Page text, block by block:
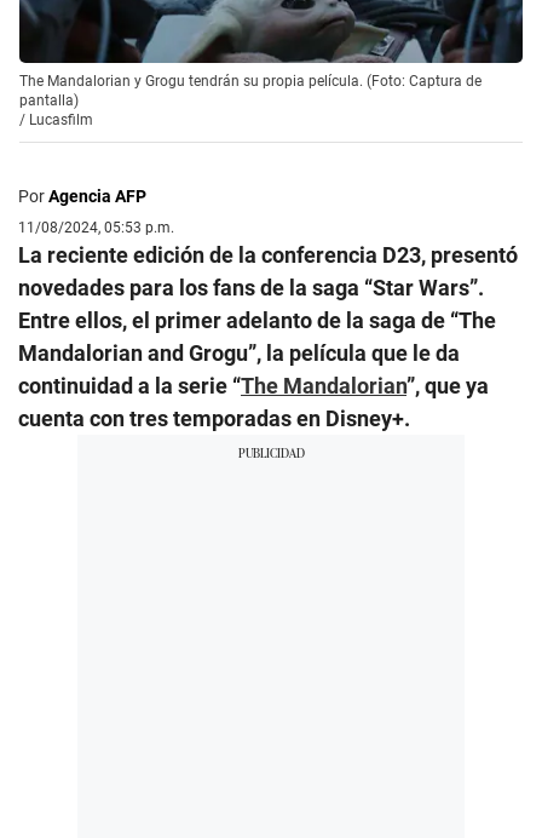
The Mandalorian y Grogu tendrán su propia película. (Foto: Captura de
pantalla)
/ Lucasfilm
PorAgencia AFP
11/08/2024, 05:53 p.m.
La reciente edición de la conferencia D23, presentó
novedades para los fans de la saga “Star Wars”.
Entre ellos, el primer adelanto de la saga de “The
Mandalorian and Grogu”, la película que le da
continuidad a la serie “The Mandalorian”, que ya
cuenta con tres temporadas en Disney+.